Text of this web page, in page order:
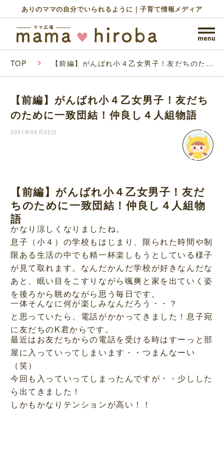
ありのママの自分でいられるように｜子育て情報メディア
TOP 【前編】がんばれ小４乙女男子！友だちのため
【前編】がんばれ小４乙女男子！友だち
のために一致団結！仲良し４人組物語
2021年09月22日
【前編】がんばれ小４乙女男子！友だ
ちのために一致団結！仲良し４人組物
語
かなり涼しくなりましたね。
息子（小４）の学校もはじまり、限られた時間や制
限ある生活の中でも精一杯楽しもうとしている様子
が見て取れます。なんだかんだ学校が好きなんだな
あと、眠い目をこすりながら颯爽と家を出ていく姿
を後ろから眺めながら思う毎日です。
一体そんなに何が楽しみなんだろう・・？
と思っていたら、電話がかかってきました！息子宛
に友だちのK君からです。
最近はお友だちからの電話を受ける時はすーっと部
屋に入っていってしまいます・・つまんなーい
（笑）
今回も入っていってしまったんですが・・少しした
ら出てきました！
しかもかなりテンションが高い！！